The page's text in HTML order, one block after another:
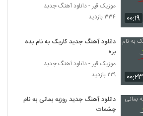
دانلود آهنگ جدید و زیبای سعید بحری با نام از
بس خوبی
۱۹۹ بازدید
آهنگ فرشاد دارک لاو بنام عشق دلی
۲۲۱ بازدید
۰۰:۱۹
موزیک قیر - دانلود آهنگ جدبد
۳۳۴ بازدید
۰۰:۲۳
دانلود آهنگ جدید کاریک به نام بده
بره
موزیک قیر - دانلود آهنگ جدبد
۲۲۹ بازدید
دانلود آهنگ جدید روزبه بمانی به نام
چشمات